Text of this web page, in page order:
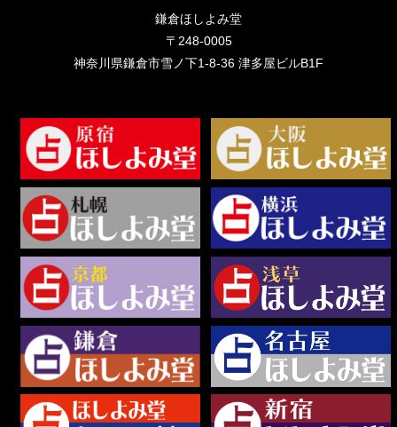
鎌倉ほしよみ堂
〒248-0005
神奈川県鎌倉市雪ノ下1-8-36 津多屋ビルB1F